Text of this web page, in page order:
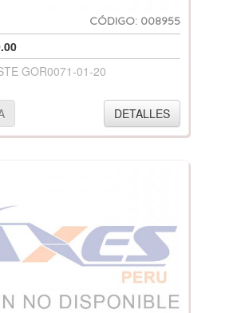
CÓDIGO: 008955
GOR0071-01-20
DETALLES